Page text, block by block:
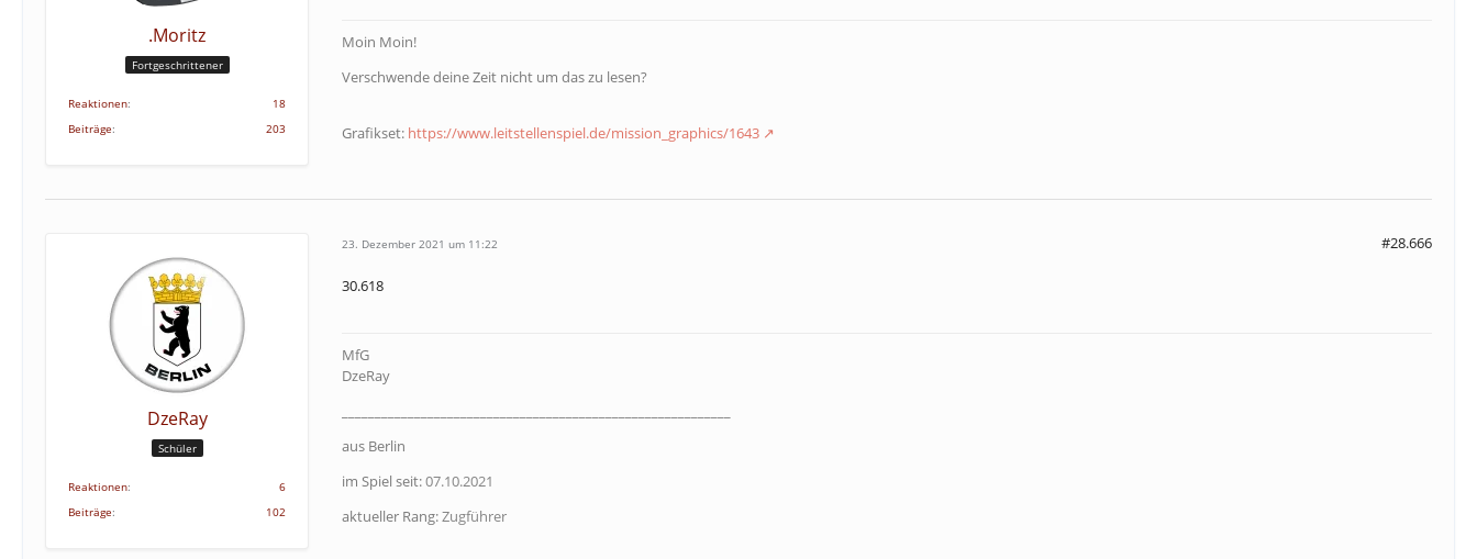
.Moritz
Fortgeschrittener
Reaktionen
18
Beiträge
203
Moin Moin!
Verschwende deine Zeit nicht um das zu lesen?
Grafikset: https://www.leitstellenspiel.de/mission_graphics/1643
DzeRay
Schüler
Reaktionen
6
Beiträge
102
23. Dezember 2021 um 11:22 #28.666
30.618
MfG
DzeRay
aus Berlin
im Spiel seit:07.10.2021
aktueller Rang:Zugführer